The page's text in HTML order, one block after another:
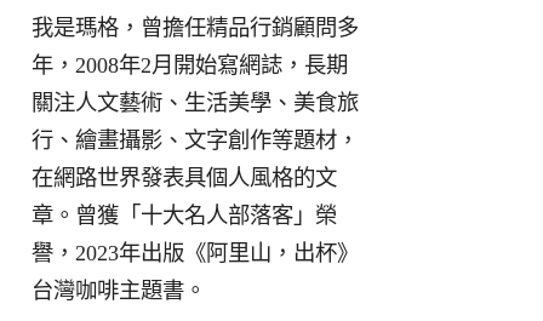
我是瑪格，曾擔任精品行銷顧問多
年，2008年2月開始寫網誌，長期
關注人文藝術、生活美學、美食旅
行、繪畫攝影、文字創作等題材，
在網路世界發表具個人風格的文
章。曾獲「十大名人部落客」榮
譽，2023年出版《阿里山，出杯》
台灣咖啡主題書。